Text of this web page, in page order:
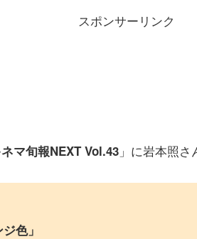
スポンサーリンク
マ旬報NEXT Vol.43 」に岩本照さ
色」